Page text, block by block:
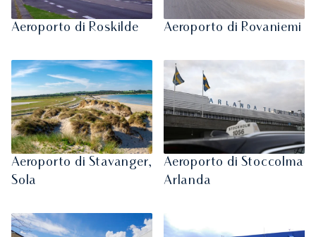
Aeroporto di Roskilde Aeroporto di Rovaniemi
Aeroporto di Stavanger,
Sola
Aeroporto di Stoccolma
Arlanda